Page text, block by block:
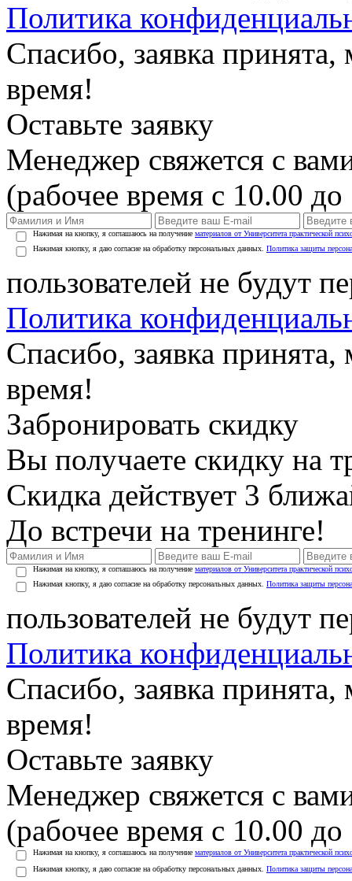
Политика
Спасибо, заявка
время!
Оставьте заявку
Менеджер свяжется с
(рабочее время с 10.00
Нажимая на кнопку, я соглашаюсь на получение материалов от Университета практической
Нажимая кнопку, я даю согласие на обработку персональных данных. Политика защиты
пользователей не будут
Политика
Спасибо, заявка
время!
Забронировать скидку
Вы получаете скидку на
Скидка действует 3
До встречи на тренинге!
Нажимая на кнопку, я соглашаюсь на получение материалов от Университета практической
Нажимая кнопку, я даю согласие на обработку персональных данных. Политика защиты
пользователей не будут
Политика
Спасибо, заявка
время!
Оставьте заявку
Менеджер свяжется с
(рабочее время с 10.00
Нажимая на кнопку, я соглашаюсь на получение материалов от Университета практической
Нажимая кнопку, я даю согласие на обработку персональных данных. Политика защиты